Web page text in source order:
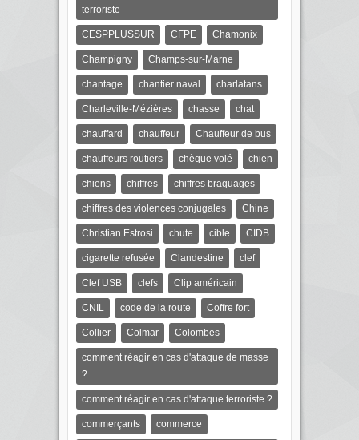
terroriste
CESPPLUSSUR CFPE Chamonix
Champigny Champs-sur-Marne
chantage chantier naval charlatans
Charleville-Mézières chasse chat
chauffard chauffeur Chauffeur de bus
chauffeurs routiers chèque volé chien
chiens chiffres chiffres braquages
chiffres des violences conjugales Chine
Christian Estrosi chute cible CIDB
cigarette refusée Clandestine clef
Clef USB clefs Clip américain
CNIL code de la route Coffre fort
Collier Colmar Colombes
comment réagir en cas d'attaque de masse
?
comment réagir en cas d'attaque terroriste ?
commerçants commerce